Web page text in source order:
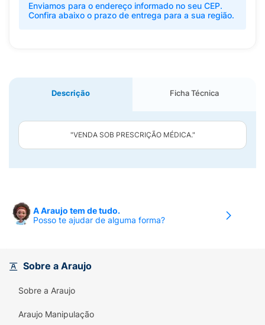
Enviamos para o endereço informado no seu CEP.
Confira abaixo o prazo de entrega para a sua região.
Descrição Ficha Técnica
"VENDA SOB PRESCRIÇÃO MÉDICA."
A Araujo tem de tudo.
Posso te ajudar de alguma forma?
Sobre a Araujo
Sobre a Araujo
Araujo Manipulação